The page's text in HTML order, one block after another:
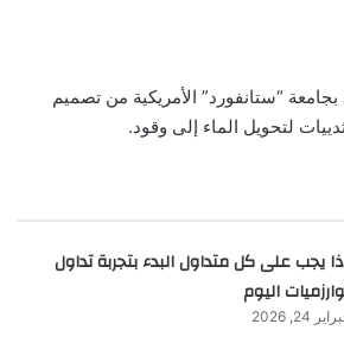
“ستانفورد” الأمريكية من تصميم
لتحويل الماء إلى وقود.
يجب على كل متداول البدء بتجربة تداول
اليوم
24, 2026